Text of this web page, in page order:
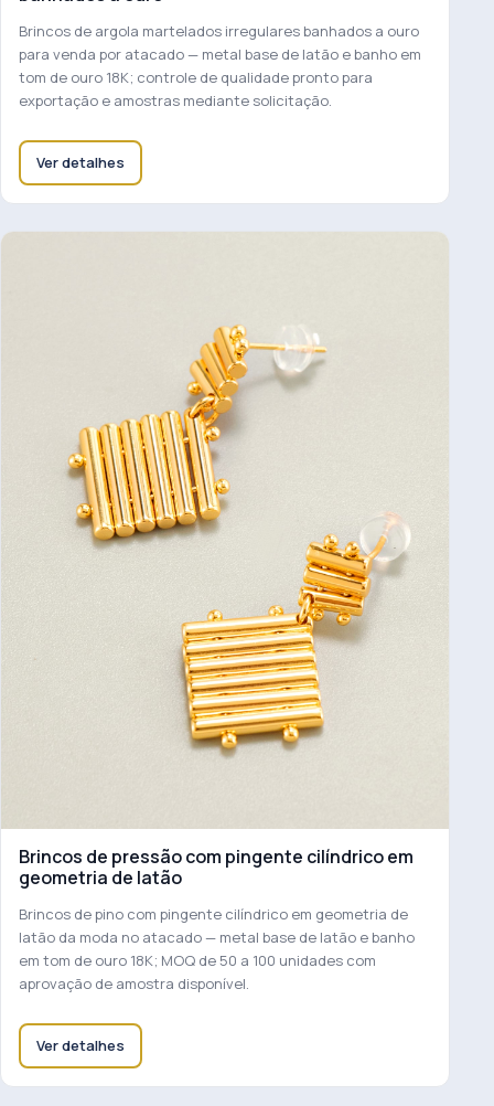
Brincos de argola martelados irregulares banhados a ouro
para venda por atacado — metal base de latão e banho em
tom de ouro 18K; controle de qualidade pronto para
exportação e amostras mediante solicitação.
Ver detalhes
Brincos de pressão com pingente cilíndrico em
geometria de latão
Brincos de pino com pingente cilíndrico em geometria de
latão da moda no atacado — metal base de latão e banho
em tom de ouro 18K; MOQ de 50 a 100 unidades com
aprovação de amostra disponível.
Ver detalhes